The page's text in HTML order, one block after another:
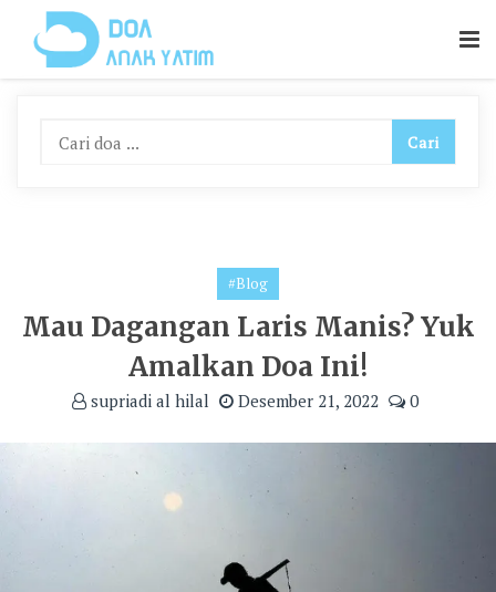
Content
#Blog
Mau Dagangan Laris Manis? Yuk
Amalkan Doa Ini!
supriadi al hilal Desember 21, 2022 0